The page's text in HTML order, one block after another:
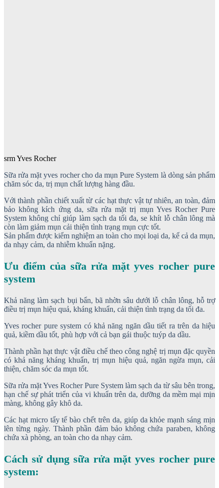
srm Yves Rocher
Sữa rửa mặt yves rocher cho da mụn Pure System là dòng sản phẩm
chăm sóc da, trị mụn chất lượng hàng đầu.
Với thành phần chiết xuất từ các hạt thực vật tự nhiên, an toàn, đảm
bảo không kích ứng da, sữa rửa mặt trị mụn Yves Rocher Pure
System không chỉ giúp làm sạch da tối đa, se khít lỗ chân lông mà
còn làm giảm mụn cải thiện tình trạng mụn cực tốt.
Sản phẩm được kiểm nghiệm an toàn cho mọi loại da, kể cả da mụn,
da nhạy cảm, da nhiễm khuẩn nặng.
Ưu điểm của sữa rửa mặt yves rocher pure
system
Khả năng làm sạch bụi bẩn, bã nhờn sâu dưới lỗ chân lông, hỗ trợ
điều trị mụn hiệu quả, kháng khuẩn, cải thiện tình trạng da tối đa.
Yves rocher pure system có khả năng ngăn dầu tiết ra trên da hiệu
quả, kiềm dầu tốt, phù hợp với cả bạn gái thuộc tuýp da dầu.
Thành phần hạt thực vật điều chế theo công nghệ trị mụn đặc quyền
có khả năng kháng khuẩn, trị mụn hiệu quả, ngăn ngừa mụn, cải
thiện, chăm sóc da mụn tốt.
Sữa rửa mặt Yves Rocher Pure System làm sạch da từ sâu bên trong,
hạn chế sự phát triển của vi khuẩn trên da, dưỡng da mềm mại mịn
màng, không gây khô da.
Các hạt micro tẩy tế bào chết trên da, giúp da khỏe mạnh sáng mịn
lên từng ngày. Thành phần đảm bảo không chứa paraben, không
chứa xà phòng, an toàn cho da nhạy cảm.
Cách sử dụng sữa rửa mặt yves rocher pure
system: